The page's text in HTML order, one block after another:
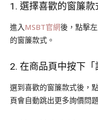
1. 選擇喜歡的窗簾款
進入MSBT官網後，點擊
的窗簾款式。
2. 在商品頁中按下「
選到喜歡的窗簾款式後，
頁會自動跳出更多詢價問